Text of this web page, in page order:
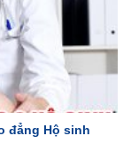
đẳng Hộ sinh